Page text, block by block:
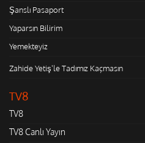
Şanslı Pasaport
Yaparsın Bilirim
Yemekteyiz
Zahide Yetiş'le Tadımız Kaçmasın
TV8
TV8
TV8 Canlı Yayın